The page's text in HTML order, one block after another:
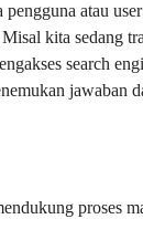
atau
kita sedang
search
jawaban
proses